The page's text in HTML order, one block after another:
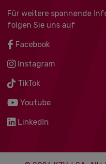
Für weitere spannende
folgen Sie uns auf
Facebook
Instagram
TikTok
Youtube
LinkedIn